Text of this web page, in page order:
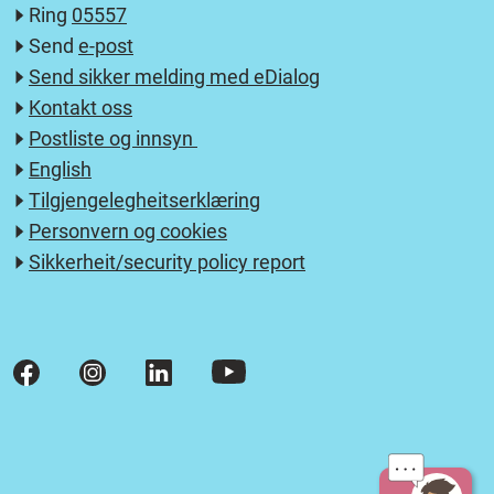
Ring 05557
Send e-post
Send sikker melding med eDialog
Kontakt oss
Postliste og innsyn
English
Tilgjengelegheitserklæring
Personvern og cookies
Sikkerheit/security policy report